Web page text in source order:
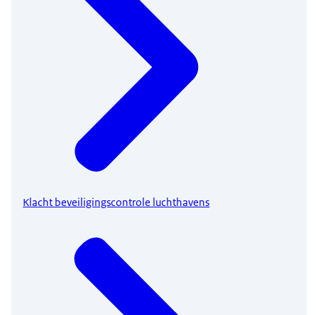
Klacht beveiligingscontrole luchthavens